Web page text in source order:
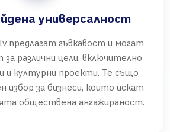
универсалност
предлагат гъвкавост и могат
за различни цели, включително
и културни проекти. Те също
избор за бизнеси, които искат
обществена ангажираност.